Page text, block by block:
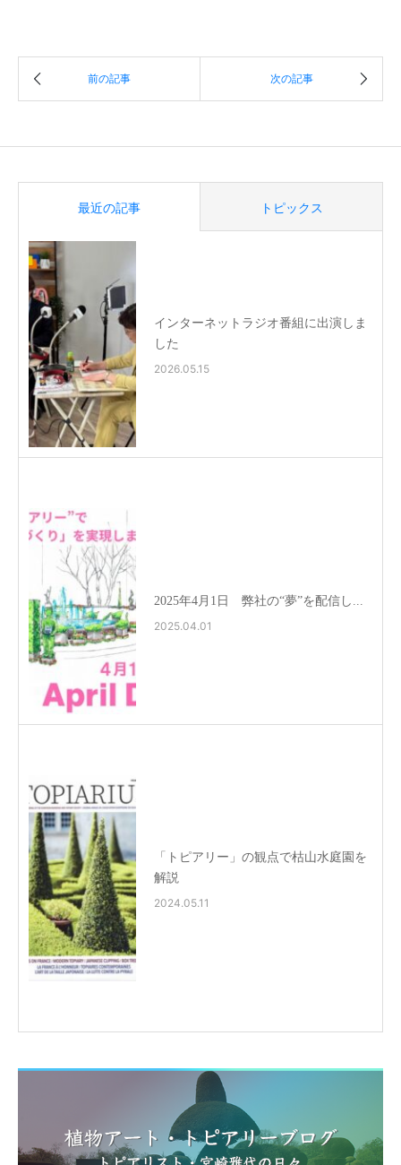
最近の記事 トピックス
インターネットラジオ番組に出演しま
した
2026.05.15
2025年4月1日 弊社の“夢”を配信し...
2025.04.01
「トピアリー」の観点で枯山水庭園を
解説
2024.05.11